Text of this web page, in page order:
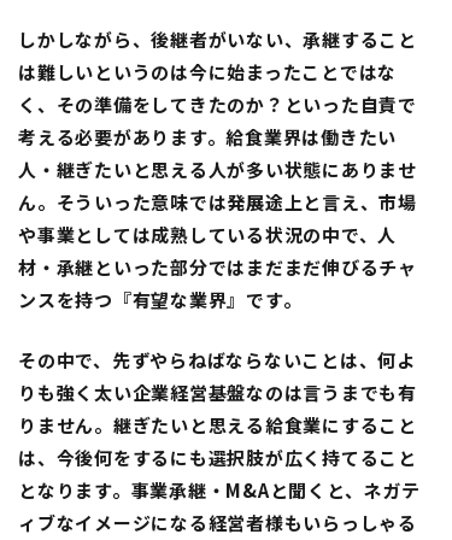
しかしながら、後継者がいない、承継すること
は難しいというのは今に始まったことではな
く、その準備をしてきたのか？といった自責で
考える必要があります。給食業界は働きたい
人・継ぎたいと思える人が多い状態にありませ
ん。そういった意味では発展途上と言え、市場
や事業としては成熟している状況の中で、人
材・承継といった部分ではまだまだ伸びるチャ
ンスを持つ『有望な業界』です。
その中で、先ずやらねばならないことは、何よ
りも強く太い企業経営基盤なのは言うまでも有
りません。継ぎたいと思える給食業にすること
は、今後何をするにも選択肢が広く持てること
となります。事業承継・M&Aと聞くと、ネガテ
ィブなイメージになる経営者様もいらっしゃる